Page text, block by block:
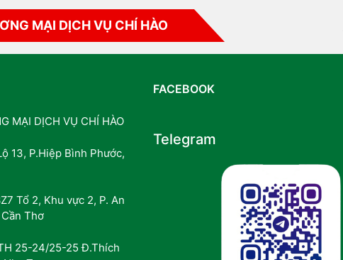
MẠI DỊCH VỤ CHÍ HÀO
MẠI DỊCH VỤ CHÍ HÀO
13, P.Hiệp Bình Phước,
Tổ 2, Khu vực 2, P. An
Thơ
25-24/25-25 Đ.Thích
FACEBOOK
Telegram